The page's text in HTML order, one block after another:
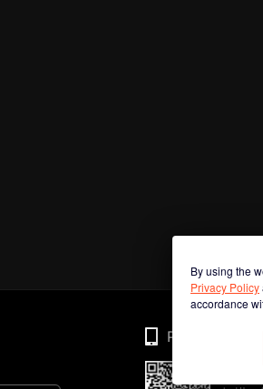
By using the
Privacy Policy
accordance
Phone